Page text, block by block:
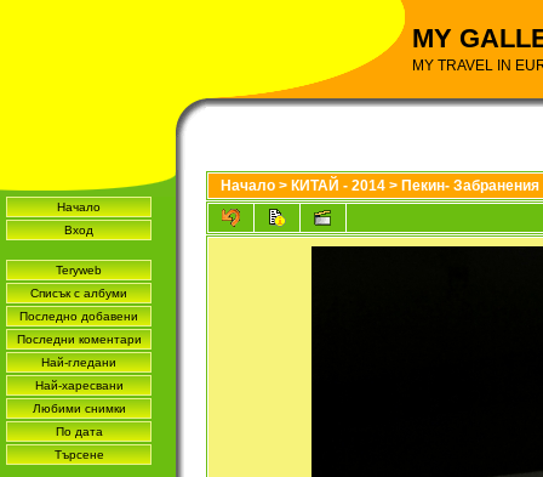
MY
MY TRAVEL IN
Начало
Вход
Teryweb
Списък с албуми
Последно добавени
Последни коментари
Най-гледани
Най-харесвани
Любими снимки
По дата
Търсене
Начало > КИТАЙ - 2014 > Пекин- Забранения